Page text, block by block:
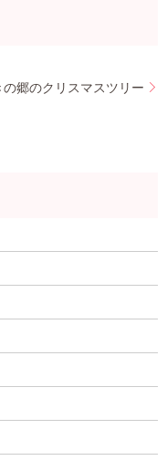
郷のクリスマスツリー